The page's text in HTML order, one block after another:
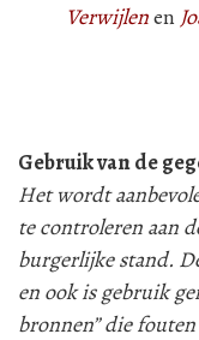
Verwijlenen
Gebruik van de
Het wordt
te controleren aan
burgerlijke stand.
en ook is gebruik
bronnen” die